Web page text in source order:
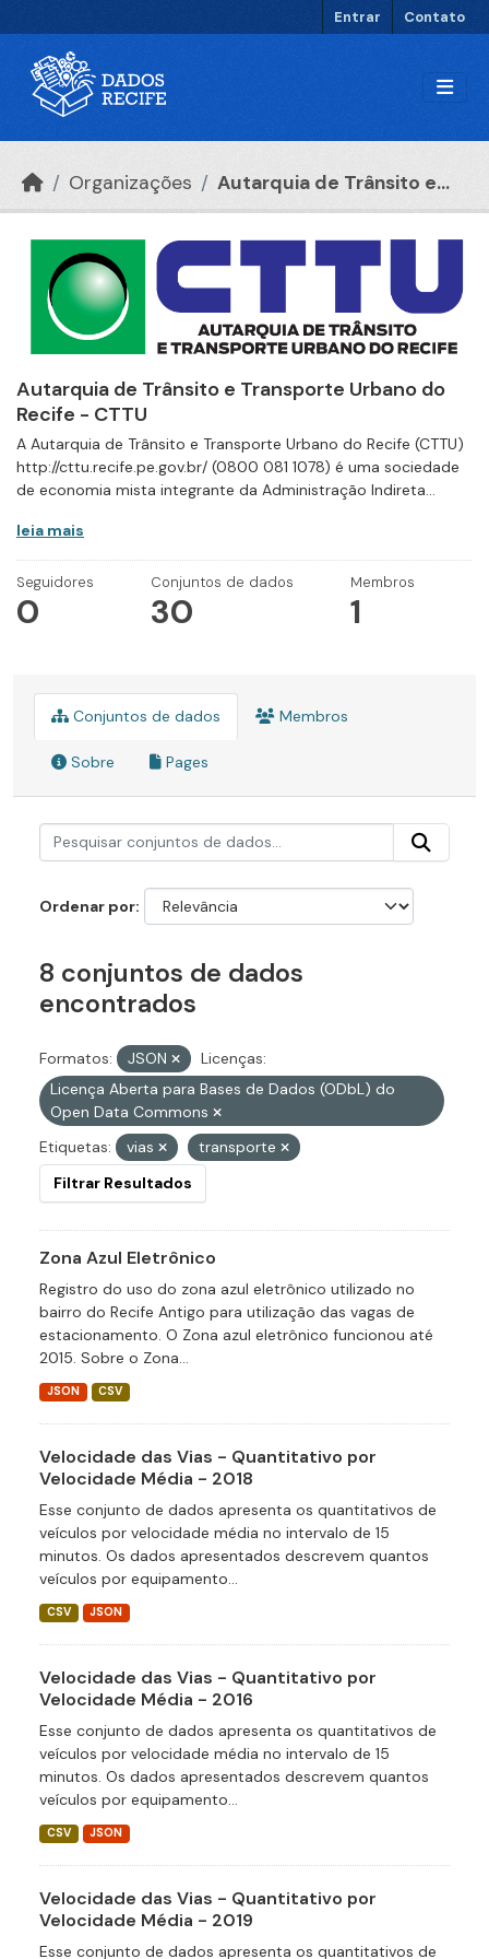
Entrar Contato
Organizações Autarquia de Trânsito e...
Autarquia de Trânsito e Transporte Urbano do
Recife - CTTU
A Autarquia de Trânsito e Transporte Urbano do Recife (CTTU)
http://cttu.recife.pe.gov.br/ (0800 081 1078) é uma sociedade
de economia mista integrante da Administração Indireta...
leia mais
Seguidores
0
Conjuntos de dados
30
Membros
1
Conjuntos de dados Membros
Sobre Pages
Ordenar por
8 conjuntos de dados
encontrados
Formatos: JSON
Licenças:
Licença Aberta para Bases de Dados (ODbL) do
Open Data Commons
Etiquetas:
vias
transporte
Filtrar Resultados
Zona Azul Eletrônico
Registro do uso do zona azul eletrônico utilizado no
bairro do Recife Antigo para utilização das vagas de
estacionamento. O Zona azul eletrônico funcionou até
2015. Sobre o Zona...
JSON CSV
Velocidade das Vias - Quantitativo por
Velocidade Média - 2018
Esse conjunto de dados apresenta os quantitativos de
veículos por velocidade média no intervalo de 15
minutos. Os dados apresentados descrevem quantos
veículos por equipamento...
CSV JSON
Velocidade das Vias - Quantitativo por
Velocidade Média - 2016
Esse conjunto de dados apresenta os quantitativos de
veículos por velocidade média no intervalo de 15
minutos. Os dados apresentados descrevem quantos
veículos por equipamento...
CSV JSON
Velocidade das Vias - Quantitativo por
Velocidade Média - 2019
Esse conjunto de dados apresenta os quantitativos de